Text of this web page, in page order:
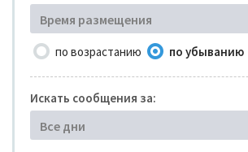
Время размещения
по возрастанию по убыванию
Искать сообщения за:
Все дни